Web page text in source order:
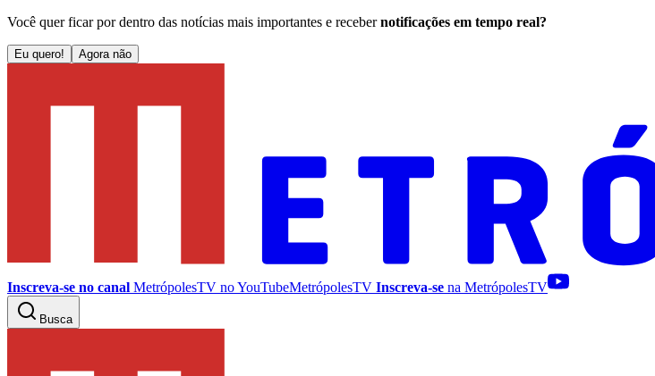
Você quer ficar por dentro das notícias mais importantes e receber notificações em tempo real?
Eu quero! Agora não
Inscreva-se no canal MetrópolesTV noYouTubeMetrópolesTV Inscreva-se na MetrópolesTV
Busca